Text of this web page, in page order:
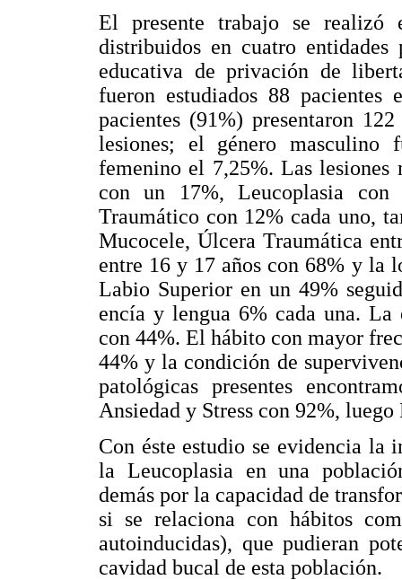
El presente trabajo se realizó
distribuidos en cuatro
educativa de privación de
fueron estudiados 88
pacientes (91%) presentaron
lesiones; el género
femenino el 7,25%. Las
con un 17%, Leucoplasia con
Traumático con 12% cada uno,
Mucocele, Úlcera Traumática
entre 16 y 17 años con 68% y la
Labio Superior en un 49%
encía y lengua 6% cada una.
con 44%. El hábito con mayor
44% y la condición de
patológicas presentes
Ansiedad y Stress con 92%,
Con éste estudio se evidencia la
la Leucoplasia en una
demás por la capacidad de
si se relaciona con hábitos
autoinducidas), que pudieran
cavidad bucal de esta población.